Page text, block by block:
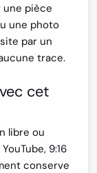
une pièce
une photo
par un
trace.
cet
libre ou
9:16
conserve